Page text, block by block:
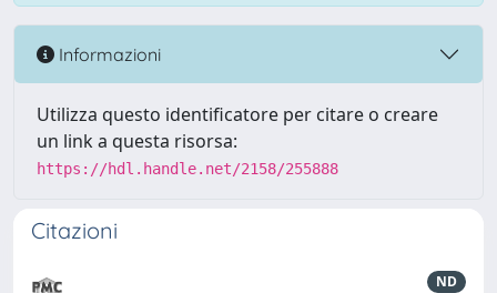
Informazioni
Utilizza questo identificatore per citare o creare
un link a questa risorsa:
https://hdl.handle.net/2158/255888
Citazioni
ND